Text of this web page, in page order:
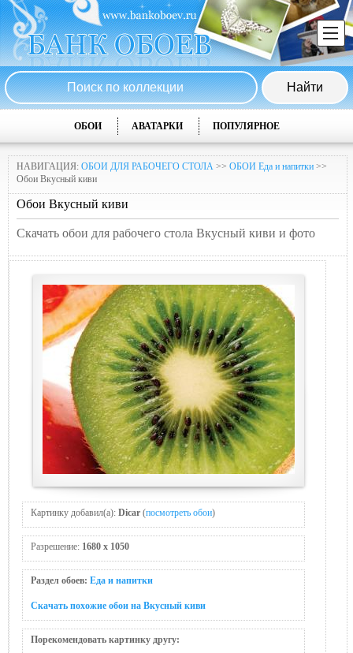
ОБОИ АВАТАРКИ ПОПУЛЯРНОЕ
НАВИГАЦИЯ: ОБОИ ДЛЯ РАБОЧЕГО СТОЛА >> ОБОИ Еда и напитки >>
Обои Вкусный киви
Обои Вкусный киви
Скачать обои для рабочего стола Вкусный киви и фото
Картинку добавил(а): Dicar (посмотреть обои)
Разрешение: 1680 x 1050
Раздел обоев: Еда и напитки
Скачать похожие обои на Вкусный киви
Порекомендовать картинку другу: